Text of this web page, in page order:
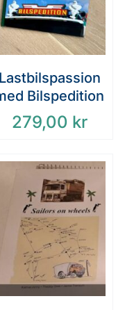
Lastbilspassion
Bilspedition
279,00 kr